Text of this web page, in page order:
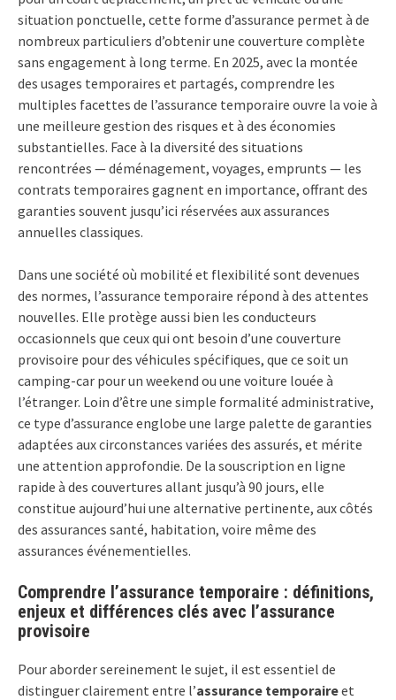
situation ponctuelle, cette forme d’assurance permet à de
nombreux particuliers d’obtenir une couverture complète
sans engagement à long terme. En 2025, avec la montée
des usages temporaires et partagés, comprendre les
multiples facettes de l’assurance temporaire ouvre la voie à
une meilleure gestion des risques et à des économies
substantielles. Face à la diversité des situations
rencontrées — déménagement, voyages, emprunts — les
contrats temporaires gagnent en importance, offrant des
garanties souvent jusqu’ici réservées aux assurances
annuelles classiques.
Dans une société où mobilité et flexibilité sont devenues
des normes, l’assurance temporaire répond à des attentes
nouvelles. Elle protège aussi bien les conducteurs
occasionnels que ceux qui ont besoin d’une couverture
provisoire pour des véhicules spécifiques, que ce soit un
camping-car pour un weekend ou une voiture louée à
l’étranger. Loin d’être une simple formalité administrative,
ce type d’assurance englobe une large palette de garanties
adaptées aux circonstances variées des assurés, et mérite
une attention approfondie. De la souscription en ligne
rapide à des couvertures allant jusqu’à 90 jours, elle
constitue aujourd’hui une alternative pertinente, aux côtés
des assurances santé, habitation, voire même des
assurances événementielles.
Comprendre l’assurance temporaire : définitions,
enjeux et différences clés avec l’assurance
provisoire
Pour aborder sereinement le sujet, il est essentiel de
distinguer clairement entre l’assurance temporaireet